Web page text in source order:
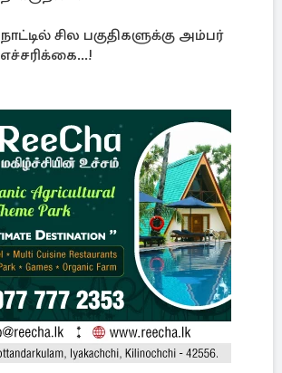
நாட்டில் சில பகுதிகளுக்கு அம்பர்
எச்சரிக்கை...!